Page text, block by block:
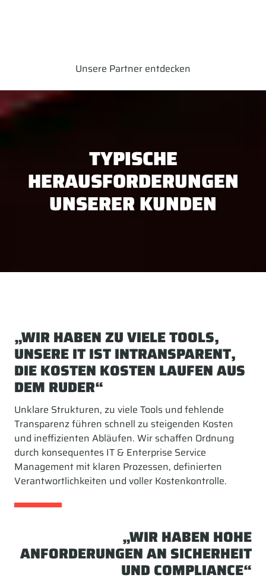
Unsere Partner entdecken
TYPISCHE
HERAUSFORDERUNGEN
UNSERER KUNDEN
„WIR HABEN ZU VIELE TOOLS,
UNSERE IT IST INTRANSPARENT,
DIE KOSTEN KOSTEN LAUFEN AUS
DEM RUDER“
Unklare Strukturen, zu viele Tools und fehlende
Transparenz führen schnell zu steigenden Kosten
und ineffizienten Abläufen. Wir schaffen Ordnung
durch konsequentes IT & Enterprise Service
Management mit klaren Prozessen, definierten
Verantwortlichkeiten und voller Kostenkontrolle.
„WIR HABEN HOHE
ANFORDERUNGEN AN SICHERHEIT
UND COMPLIANCE“